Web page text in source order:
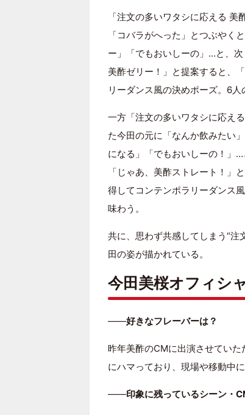
「注文の多いワタシに応える
「コバラがへった」とつぶやく
ー」「でもおいしーの」…と、次
美酢ゼリー！」と提案すると、
リーダンス風の決めポーズ。6人
一方「注文の多いワタシに応え
た今田の元に「なんか飲みたい
になる」「でもおいしーの！」
「じゃあ、美酢ストレート！」
得してコンテンポラリーダンス
味わう。
共に、思わず共感してしまう“注
田の姿が描かれている。
今田美桜オフィシ
――好きなフレーバーは？
昨年美酢のCMに出演させてい
にハマっており、現場や移動中
――印象に残っているシーン・